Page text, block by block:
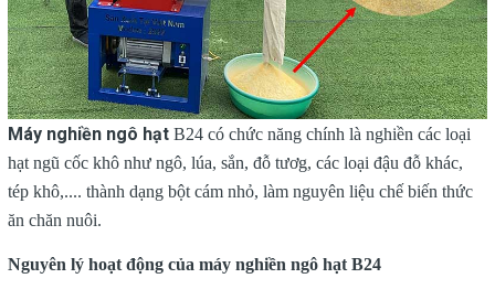
Máy nghiền ngô hạt B24 có chức năng chính là nghiền các loại
hạt ngũ cốc khô như ngô, lúa, sắn, đỗ tươg, các loại đậu đỗ khác,
tép khô,.... thành dạng bột cám nhỏ, làm nguyên liệu chế biến thức
ăn chăn nuôi.
Nguyên lý hoạt động của máy nghiền ngô hạt B24